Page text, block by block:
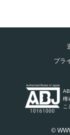
プラ
権
こ
©